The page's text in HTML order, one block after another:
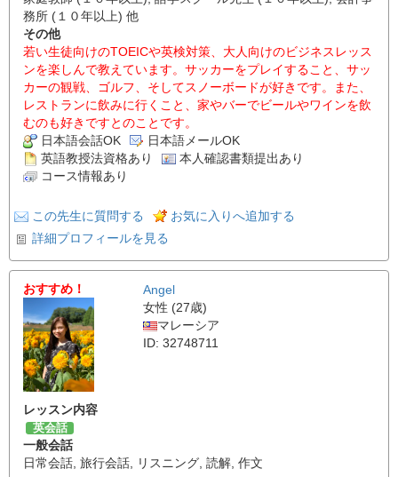
務所 (１０年以上) 他
その他
若い生徒向けのTOEICや英検対策、大人向けのビジネスレッス
ンを楽しんで教えています。サッカーをプレイすること、サッ
カーの観戦、ゴルフ、そしてスノーボードが好きです。また、
レストランに飲みに行くこと、家やバーでビールやワインを飲
むのも好きですとのことです。
日本語会話OK
日本語メールOK
英語教授法資格あり
本人確認書類提出あり
コース情報あり
この先生に質問する
お気に入りへ追加する
詳細プロフィールを見る
おすすめ！
Angel
女性 (27歳)
マレーシア
ID: 32748711
レッスン内容
英会話
一般会話
日常会話 旅行会話 リスニング 読解 作文